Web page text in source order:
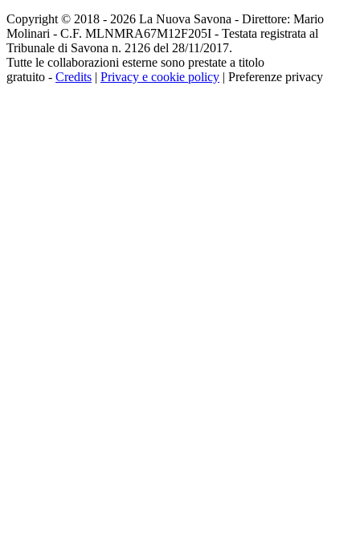
Copyright © 2018 - 2026 La Nuova Savona - Direttore: Mario
Molinari - C.F. MLNMRA67M12F205I - Testata registrata al
Tribunale di Savona n. 2126 del 28/11/2017.
Tutte le collaborazioni esterne sono prestate a titolo
gratuito - Credits | Privacy e cookie policy | Preferenze privacy